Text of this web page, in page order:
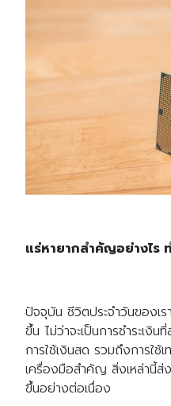
แร่หายากสำคัญอย่างไร
ปัจจุบัน ชีวิตประจำวันของเ
ขึ้น ไม่ว่าจะเป็นการชำระเงิ
การใช้เงินสด รวมถึงการใช้
เครื่องมือสำคัญ สิ่งเหล่านี้ส่
ขึ้นอย่างต่อเนื่อง